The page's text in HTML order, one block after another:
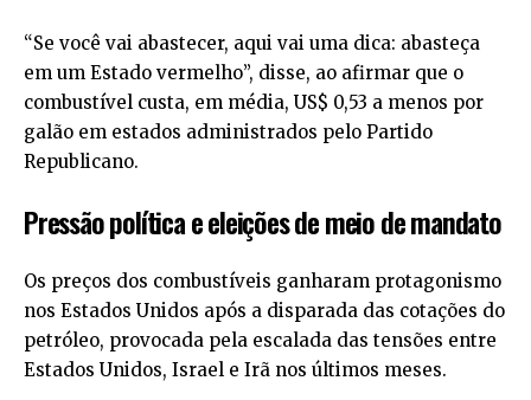
“Se você vai abastecer, aqui vai uma dica: abasteça
em um Estado vermelho”, disse, ao afirmar que o
combustível custa, em média, US$ 0,53 a menos por
galão em estados administrados pelo Partido
Republicano.
Pressão política e eleições de meio de mandato
Os preços dos combustíveis ganharam protagonismo
nos Estados Unidos após a disparada das cotações do
petróleo, provocada pela escalada das tensões entre
Estados Unidos, Israel e Irã nos últimos meses.